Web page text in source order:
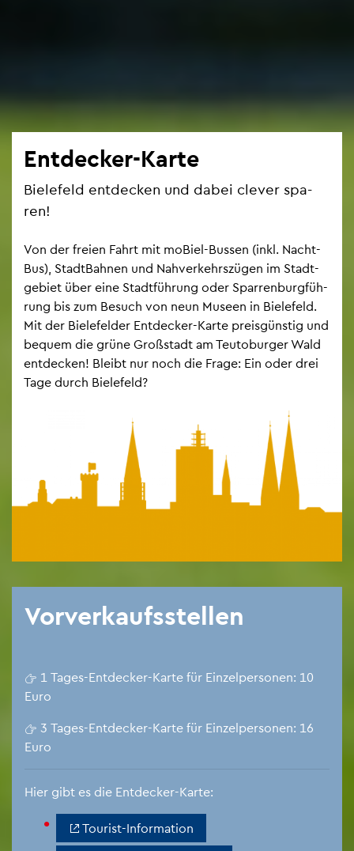
Ent­de­cker-Karte
Bie­le­feld ent­de­cken und dabei cle­ver spa­
ren!
Von der frei­en Fahrt mit mo­Biel-Bus­sen (inkl. Nacht­
Bus), Stadt­Bah­nen und Nah­ver­kehrs­zü­gen im Stadt­
ge­biet über eine Stadt­füh­rung oder Spar­ren­burg­füh­
rung bis zum Be­such von neun Mu­se­en in Bie­le­feld.
Mit der Bie­le­fel­der Ent­de­cker-Karte preis­güns­tig und
be­quem die grüne Gro­ß­stadt am Teu­to­bur­ger Wald
ent­de­cken! Bleibt nur noch die Frage: Ein oder drei
Tage durch Bie­le­feld?
Vor­ver­kaufs­stel­len
 1 Tages-Ent­de­cker-Karte für Ein­zel­per­so­nen: 10
Euro
 3 Tages-Ent­de­cker-Karte für Ein­zel­per­so­nen: 16
Euro
Hier gibt es die Ent­de­cker-Karte:
Tou­rist-In­for­ma­ti­on